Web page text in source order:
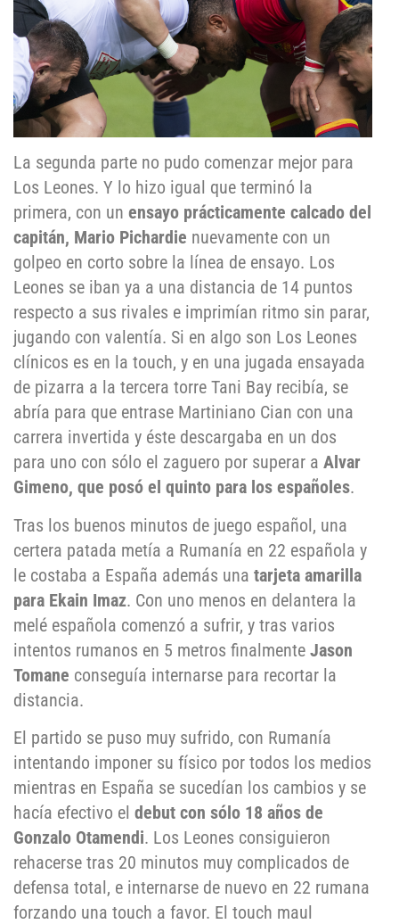
La segunda parte no pudo comenzar mejor para
Los Leones. Y lo hizo igual que terminó la
primera, con un ensayo prácticamente calcado del
capitán, Mario Pichardie nuevamente con un
golpeo en corto sobre la línea de ensayo. Los
Leones se iban ya a una distancia de 14 puntos
respecto a sus rivales e imprimían ritmo sin parar,
jugando con valentía. Si en algo son Los Leones
clínicos es en la touch, y en una jugada ensayada
de pizarra a la tercera torre Tani Bay recibía, se
abría para que entrase Martiniano Cian con una
carrera invertida y éste descargaba en un dos
para uno con sólo el zaguero por superar a Alvar
Gimeno, que posó el quinto para los españoles.
Tras los buenos minutos de juego español, una
certera patada metía a Rumanía en 22 española y
le costaba a España además una tarjeta amarilla
para Ekain Imaz. Con uno menos en delantera la
melé española comenzó a sufrir, y tras varios
intentos rumanos en 5 metros finalmente Jason
Tomane conseguía internarse para recortar la
distancia.
El partido se puso muy sufrido, con Rumanía
intentando imponer su físico por todos los medios
mientras en España se sucedían los cambios y se
hacía efectivo el debut con sólo 18 años de
Gonzalo Otamendi. Los Leones consiguieron
rehacerse tras 20 minutos muy complicados de
defensa total, e internarse de nuevo en 22 rumana
forzando una touch a favor. El touch maul